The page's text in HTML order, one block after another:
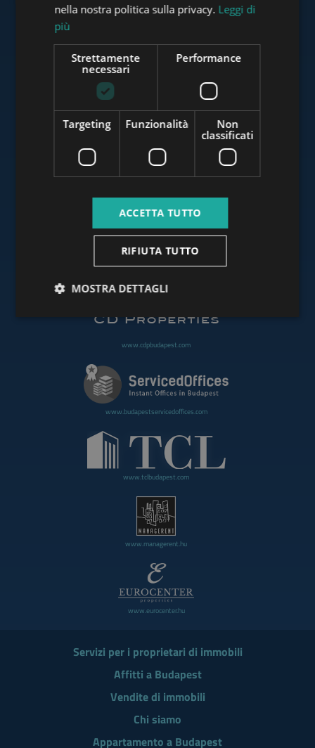
www.budapestluxuryapartments.hu
www.budapestoffices.net
www.budapestpropertysellers.com
www.cdpbudapest.com
www.budapestservicedoffices.com
www.tclbudapest.com
www.managerent.hu
www.eurocenter.hu
Servizi per i proprietari di immobili
Affitti a Budapest
Vendite di immobili
Chi siamo
Appartamento a Budapest
SPANISH
ARABIC
nella nostra politica sulla privacy. Leggi di
più
Strettamente
necessari
Performance
Targeting Funzionalità
Non
classificati
ACCETTA TUTTO
RIFIUTA TUTTO
MOSTRA DETTAGLI